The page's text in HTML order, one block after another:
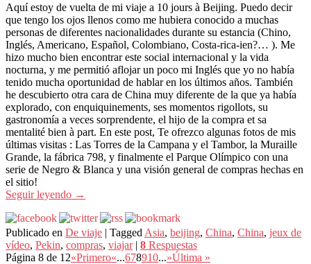
Aquí estoy de vuelta de mi viaje a 10 jours à Beijing. Puedo decir
que tengo los ojos llenos como me hubiera conocido a muchas
personas de diferentes nacionalidades durante su estancia (Chino,
Inglés, Americano, Español, Colombiano, Costa-rica-ien?… ). Me
hizo mucho bien encontrar este social internacional y la vida
nocturna, y me permitió aflojar un poco mi Inglés que yo no había
tenido mucha oportunidad de hablar en los últimos años. También
he descubierto otra cara de China muy diferente de la que ya había
explorado, con enquiquinements, ses momentos rigollots, su
gastronomía a veces sorprendente, el hijo de la compra et sa
mentalité bien à part. En este post, Te ofrezco algunas fotos de mis
últimas visitas : Las Torres de la Campana y el Tambor, la Muraille
Grande, la fábrica 798, y finalmente el Parque Olímpico con una
serie de Negro & Blanca y una visión general de compras hechas en
el sitio!
Seguir leyendo →
Publicado en De viaje | Tagged Asia, beijing, China, China, jeux de
vídeo, Pekin, compras, viajar | 8 Respuestas
Página 8 de 12«Primero«...678910...»Última »